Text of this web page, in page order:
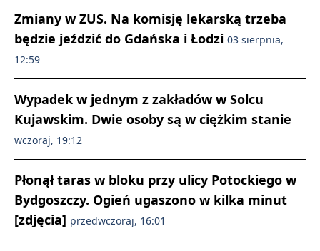
Zmiany w ZUS. Na komisję lekarską trzeba
będzie jeździć do Gdańska i Łodzi 03 sierpnia,
12:59
Wypadek w jednym z zakładów w Solcu
Kujawskim. Dwie osoby są w ciężkim stanie
wczoraj, 19:12
Płonął taras w bloku przy ulicy Potockiego w
Bydgoszczy. Ogień ugaszono w kilka minut
[zdjęcia] przedwczoraj, 16:01